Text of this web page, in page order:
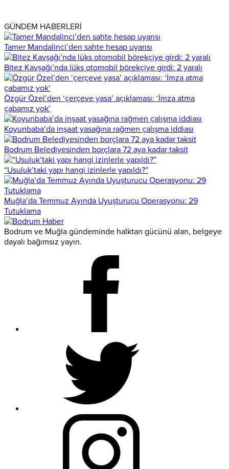
GÜNDEM HABERLERİ
Tamer Mandalinci’den sahte hesap uyarısı
Bitez Kavşağı’nda lüks otomobil börekçiye girdi: 2 yaralı
Özgür Özel’den ‘çerçeve yasa’ açıklaması: ‘İmza atma
çabamız yok’
Koyunbaba’da inşaat yasağına rağmen çalışma iddiası
Bodrum Belediyesinden borçlara 72 aya kadar taksit
“Usuluk’taki yapı hangi izinlerle yapıldı?”
Muğla’da Temmuz Ayında Uyuşturucu Operasyonu: 29
Tutuklama
Bodrum ve Muğla gündeminde halktan gücünü alan, belgeye
dayalı bağımsız yayın.